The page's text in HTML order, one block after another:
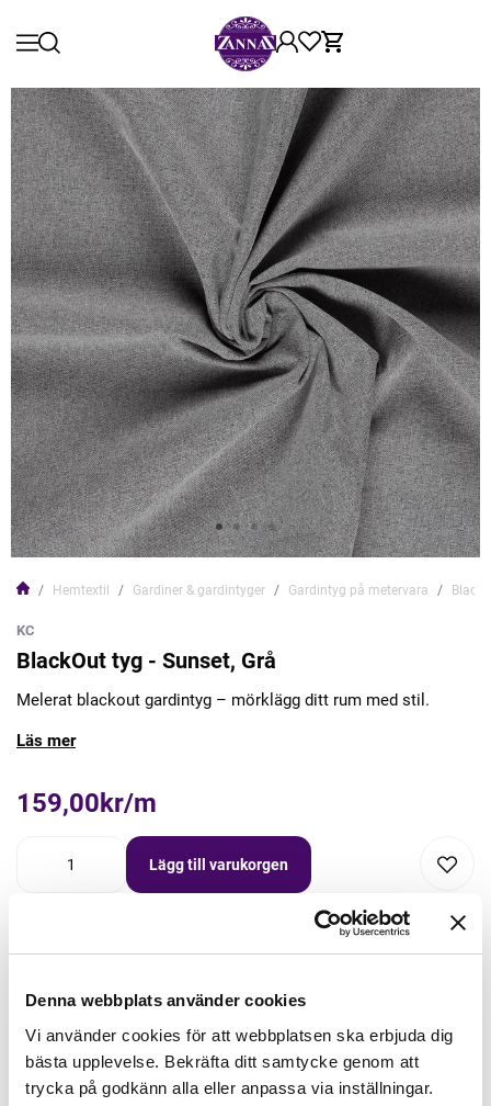
Denna webbplats använder cookies
Vi använder cookies för att webbplatsen ska erbjuda dig
bästa upplevelse. Bekräfta ditt samtycke genom att
trycka på godkänn alla eller anpassa via inställningar.
Hemtextil Gardiner & gardintyger Gardintyg på metervara
KC
BlackOut tyg - Sunset, Grå
Melerat blackout gardintyg – mörklägg ditt rum med stil.
Läs mer
159,00kr/m
Lägg till varukorgen
Lägg först önskad mängd i varukorgen,
Tråd matchande +45,00kr